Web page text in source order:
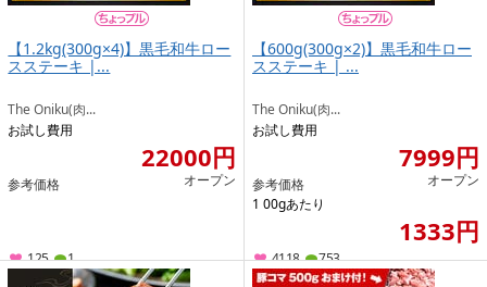
【1.2kg(300g×4)】黒毛和牛ロー
スステーキ |...
The Oniku(肉...
お試し費用
22000円
参考価格 オープン
125 1
【600g(300g×2)】黒毛和牛ロー
スステーキ | ...
The Oniku(肉...
お試し費用
7999円
参考価格
オープン
1 00gあたり
1333円
4118 753